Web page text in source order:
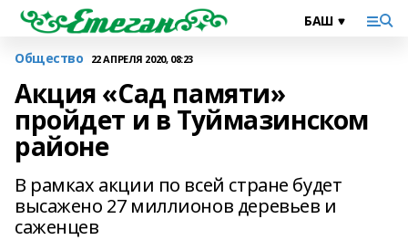
Общество 22 АПРЕЛЯ 2020, 08:23
Акция «Сад памяти»
пройдет и в Туймазинском
районе
В рамках акции по всей стране будет
высажено 27 миллионов деревьев и
саженцев